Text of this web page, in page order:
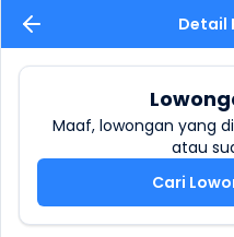
Detail
Maaf, lowongan yang
atau
Cari